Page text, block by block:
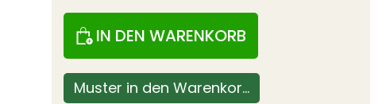
IN DEN WARENKORB
Muster in den Warenkorb